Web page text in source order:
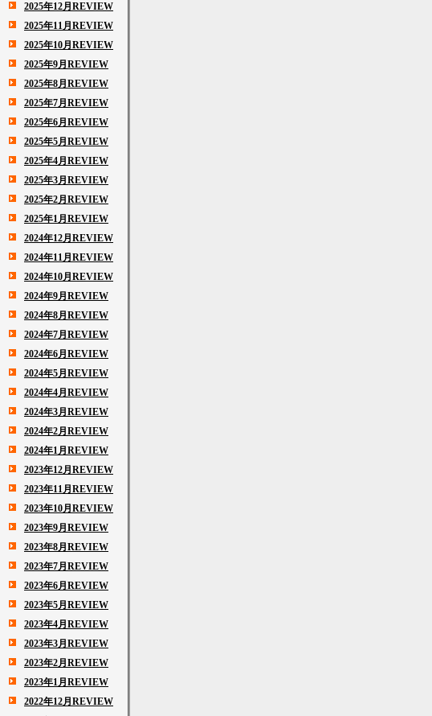
2025年12月REVIEW
2025年11月REVIEW
2025年10月REVIEW
2025年9月REVIEW
2025年8月REVIEW
2025年7月REVIEW
2025年6月REVIEW
2025年5月REVIEW
2025年4月REVIEW
2025年3月REVIEW
2025年2月REVIEW
2025年1月REVIEW
2024年12月REVIEW
2024年11月REVIEW
2024年10月REVIEW
2024年9月REVIEW
2024年8月REVIEW
2024年7月REVIEW
2024年6月REVIEW
2024年5月REVIEW
2024年4月REVIEW
2024年3月REVIEW
2024年2月REVIEW
2024年1月REVIEW
2023年12月REVIEW
2023年11月REVIEW
2023年10月REVIEW
2023年9月REVIEW
2023年8月REVIEW
2023年7月REVIEW
2023年6月REVIEW
2023年5月REVIEW
2023年4月REVIEW
2023年3月REVIEW
2023年2月REVIEW
2023年1月REVIEW
2022年12月REVIEW